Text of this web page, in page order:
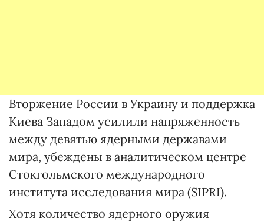
Вторжение России в Украину и поддержка
Киева Западом усилили напряженность
между девятью ядерными державами
мира, убеждены в аналитическом центре
Стокгольмского международного
института исследования мира (SIPRI).
Хотя количество ядерного оружия